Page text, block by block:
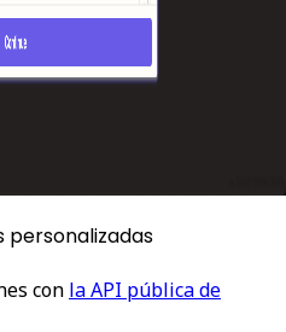
personalizadas
con la API pública de